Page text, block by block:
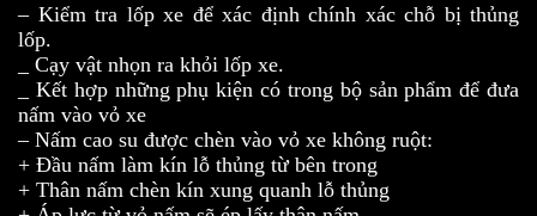
– Kiểm tra lốp xe để xác định chính xác chỗ bị thủng
lốp.
_ Cạy vật nhọn ra khỏi lốp xe.
_ Kết hợp những phụ kiện có trong bộ sản phẩm để đưa
nấm vào vỏ xe
– Nấm cao su được chèn vào vỏ xe không ruột:
+ Đầu nấm làm kín lỗ thủng từ bên trong
+ Thân nấm chèn kín xung quanh lỗ thủng